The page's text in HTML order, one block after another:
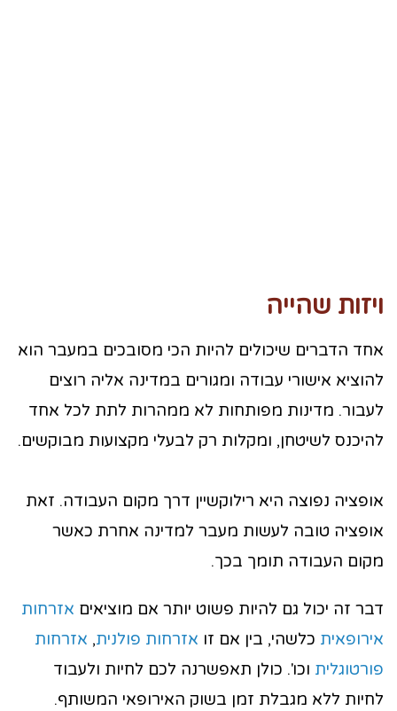
ויזות שהייה
אחד הדברים שיכולים להיות הכי מסובכים במעבר הוא
להוציא אישורי עבודה ומגורים במדינה אליה רוצים
לעבור. מדינות מפותחות לא ממהרות לתת לכל אחד
להיכנס לשיטחן, ומקלות רק לבעלי מקצועות מבוקשים.
אופציה נפוצה היא רילוקשיין דרך מקום העבודה. זאת
אופציה טובה לעשות מעבר למדינה אחרת כאשר
מקום העבודה תומך בכך.
דבר זה יכול גם להיות פשוט יותר אם מוציאים אזרחות
אירופאית כלשהי, בין אם זו אזרחות פולנית, אזרחות
פורטוגלית וכו'. כולן תאפשרנה לכם לחיות ולעבוד
לחיות ללא מגבלת זמן בשוק האירופאי המשותף.